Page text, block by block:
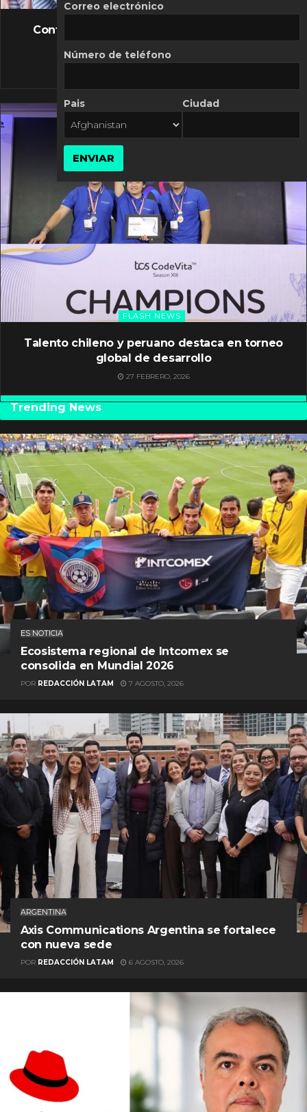
FLASH NEWS
Controversia de Mercado Libre por costos
10 MARZO, 2026
FLASH NEWS
Talento chileno y peruano destaca en torneo
global de desarrollo
27 FEBRERO, 2026
Trending News
ES NOTICIA
Ecosistema regional de Intcomex se
consolida en Mundial 2026
POR REDACCIÓN LATAM 7 AGOSTO, 2026
ARGENTINA
Axis Communications Argentina se fortalece
con nueva sede
POR REDACCIÓN LATAM 6 AGOSTO, 2026
Correo electrónico
Número de teléfono
Pais Ciudad
ENVIAR